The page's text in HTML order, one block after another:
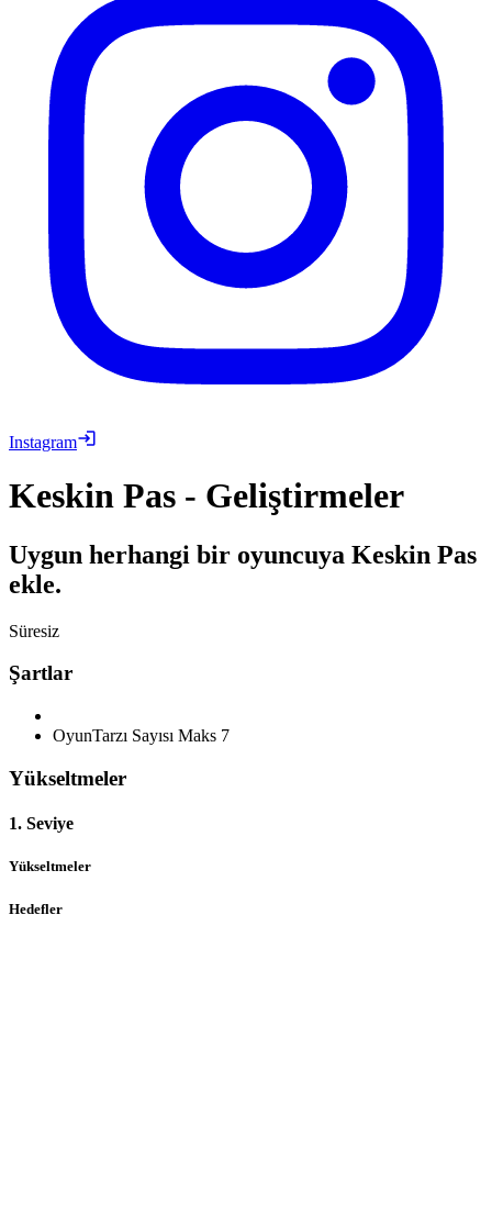
Instagram
Keskin Pas - Geliştirmeler
Uygun herhangi bir oyuncuya Keskin Pas
ekle.
Süresiz
Şartlar
OyunTarzı Sayısı Maks 7
Yükseltmeler
1. Seviye
Yükseltmeler
Hedefler